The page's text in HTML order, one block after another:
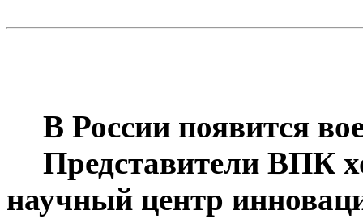
В России появится
Представители ВПК
научный центр